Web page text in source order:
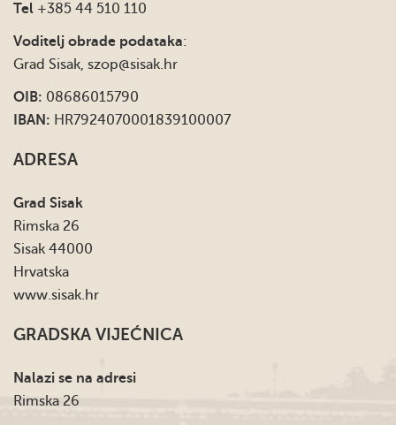
Tel +385 44 510 110
Voditelj obrade podataka:
Grad Sisak, szop@sisak.hr
OIB: 08686015790
IBAN: HR7924070001839100007
ADRESA
Grad Sisak
Rimska 26
Sisak 44000
Hrvatska
www.sisak.hr
GRADSKA VIJEĆNICA
Nalazi se na adresi
Rimska 26